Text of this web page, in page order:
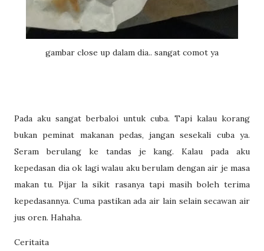
gambar close up dalam dia.. sangat comot ya
Pada aku sangat berbaloi untuk cuba. Tapi kalau korang
bukan peminat makanan pedas, jangan sesekali cuba ya.
Seram berulang ke tandas je kang. Kalau pada aku
kepedasan dia ok lagi walau aku berulam dengan air je masa
makan tu. Pijar la sikit rasanya tapi masih boleh terima
kepedasannya. Cuma pastikan ada air lain selain secawan air
jus oren. Hahaha.
Ceritaita